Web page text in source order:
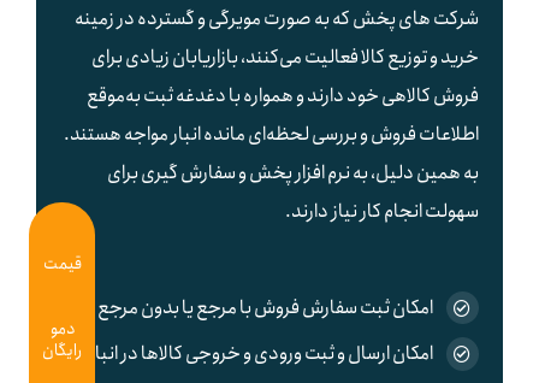
شرکت های پخش که به صورت مویرگی و گسترده در زمینه
خرید و توزیع کالا فعالیت می‌کنند، بازاریابان زیادی برای
فروش کالاهی خود دارند و همواره با دغدغه ثبت به‌موقع
اطلاعات فروش و بررسی لحظه‌ای مانده انبار مواجه هستند.
به همین دلیل، به نرم افزار پخش و سفارش گیری برای
سهولت انجام کار نیاز دارند.
امکان ثبت سفارش فروش با مرجع یا بدون مرجع
امکان ارسال و ثبت ورودی و خروجی کالاها در انبار
قیمت
دمو
رایگان